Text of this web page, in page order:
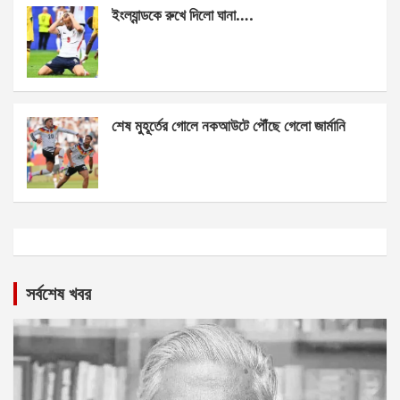
ইংল্যান্ডকে রুখে দিলো ঘানা….
শেষ মুহূর্তের গোলে নকআউটে পৌঁছে গেলো জার্মানি
সর্বশেষ খবর